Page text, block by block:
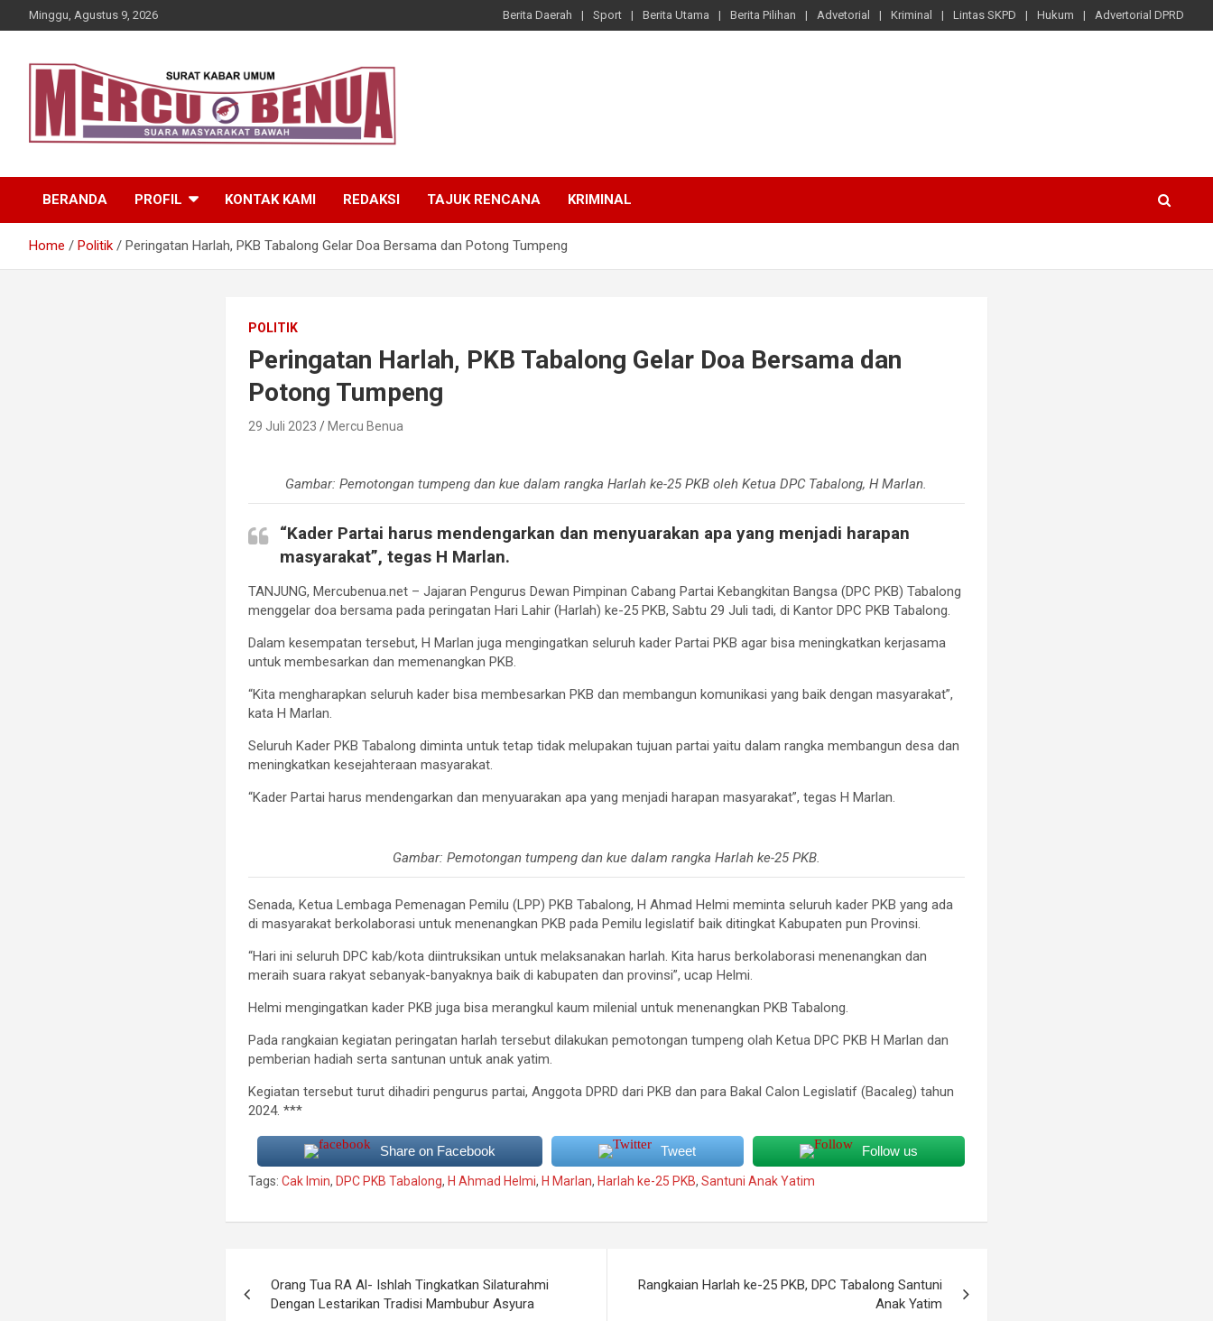
to
Minggu, Agustus 9, 2026 Berita Daerah Sport Berita Utama Berita Pilihan Advetorial Kriminal Lintas SKPD Hukum Advertorial DPRD
Mercu Benua
BERANDA PROFIL KONTAK KAMI REDAKSI TAJUK RENCANA KRIMINAL
Home Politik Peringatan Harlah, PKB Tabalong Gelar Doa Bersama dan Potong Tumpeng
POLITIK
Peringatan Harlah, PKB Tabalong Gelar Doa Bersama dan
Potong Tumpeng
29 Juli 2023 Mercu Benua
Gambar: Pemotongan tumpeng dan kue dalam rangka Harlah ke-25 PKB oleh Ketua DPC Tabalong, H Marlan.
“Kader Partai harus mendengarkan dan menyuarakan apa yang menjadi harapan
masyarakat”, tegas H Marlan.
TANJUNG, Mercubenua.net – Jajaran Pengurus Dewan Pimpinan Cabang Partai Kebangkitan Bangsa (DPC PKB) Tabalong
menggelar doa bersama pada peringatan Hari Lahir (Harlah) ke-25 PKB, Sabtu 29 Juli tadi, di Kantor DPC PKB Tabalong.
Dalam kesempatan tersebut, H Marlan juga mengingatkan seluruh kader Partai PKB agar bisa meningkatkan kerjasama
untuk membesarkan dan memenangkan PKB.
“Kita mengharapkan seluruh kader bisa membesarkan PKB dan membangun komunikasi yang baik dengan masyarakat”,
kata H Marlan.
Seluruh Kader PKB Tabalong diminta untuk tetap tidak melupakan tujuan partai yaitu dalam rangka membangun desa dan
meningkatkan kesejahteraan masyarakat.
“Kader Partai harus mendengarkan dan menyuarakan apa yang menjadi harapan masyarakat”, tegas H Marlan.
Gambar: Pemotongan tumpeng dan kue dalam rangka Harlah ke-25 PKB.
Senada, Ketua Lembaga Pemenagan Pemilu (LPP) PKB Tabalong, H Ahmad Helmi meminta seluruh kader PKB yang ada
di masyarakat berkolaborasi untuk menenangkan PKB pada Pemilu legislatif baik ditingkat Kabupaten pun Provinsi.
“Hari ini seluruh DPC kab/kota diintruksikan untuk melaksanakan harlah. Kita harus berkolaborasi menenangkan dan
meraih suara rakyat sebanyak-banyaknya baik di kabupaten dan provinsi”, ucap Helmi.
Helmi mengingatkan kader PKB juga bisa merangkul kaum milenial untuk menenangkan PKB Tabalong.
Pada rangkaian kegiatan peringatan harlah tersebut dilakukan pemotongan tumpeng olah Ketua DPC PKB H Marlan dan
pemberian hadiah serta santunan untuk anak yatim.
Kegiatan tersebut turut dihadiri pengurus partai, Anggota DPRD dari PKB dan para Bakal Calon Legislatif (Bacaleg) tahun
2024. ***
Share on Facebook Tweet Follow us
Tags: Cak Imin, DPC PKB Tabalong, H Ahmad Helmi, H Marlan, Harlah ke-25 PKB,Santuni Anak Yatim
pos
Orang Tua RA Al- Ishlah Tingkatkan Silaturahmi
Dengan Lestarikan Tradisi Mambubur Asyura
Rangkaian Harlah ke-25 PKB, DPC Tabalong Santuni
Anak Yatim